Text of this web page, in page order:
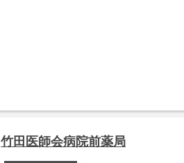
竹田医師会病院前薬局